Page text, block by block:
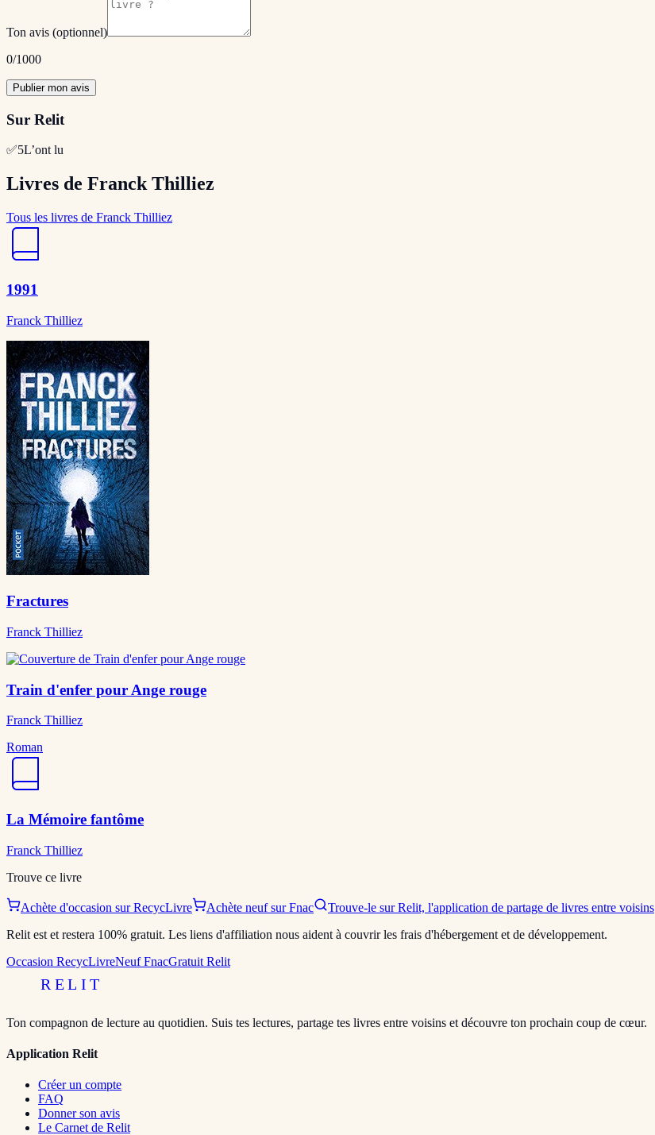
Ton avis (optionnel)
0/1000
Publier mon avis
Sur Relit
✅5L’ont lu
Livres de Franck Thilliez
Tous les livres de Franck Thilliez
1991
Franck Thilliez
Fractures
Franck Thilliez
Train d'enfer pour Ange rouge
Franck Thilliez
Roman
La Mémoire fantôme
Franck Thilliez
Trouve ce livre
Achète d'occasion sur RecycLivre Achète neuf sur Fnac
Trouve-le sur Relit, l'application de partage de livres entre voisins
Relit est et restera 100% gratuit. Les liens d'affiliation nous aident à couvrir les frais d'hébergement et de développement.
Occasion RecycLivreNeuf FnacGratuit Relit
RELIT
Ton compagnon de lecture au quotidien. Suis tes lectures, partage tes livres entre voisins et découvre ton prochain coup de cœur.
Application Relit
Créer un compte
FAQ
Donner son avis
Le Carnet de Relit